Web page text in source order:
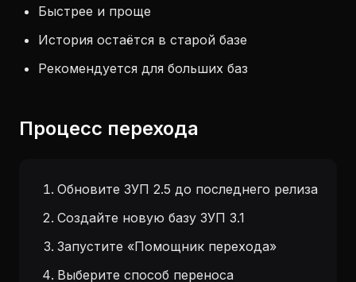
Быстрее и проще
История остаётся в старой базе
Рекомендуется для больших баз
Процесс перехода
Обновите ЗУП 2.5 до последнего релиза
Создайте новую базу ЗУП 3.1
Запустите «Помощник перехода»
Выберите способ переноса